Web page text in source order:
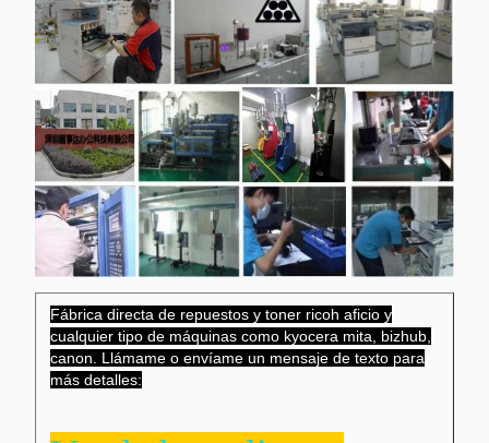
Fábrica directa de repuestos y toner ricoh aficio y
cualquier tipo de máquinas como kyocera mita, bizhub,
canon. Llámame o envíame un mensaje de texto para
más detalles: